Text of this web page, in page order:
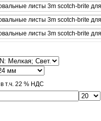
в т.ч. 22 % НДС